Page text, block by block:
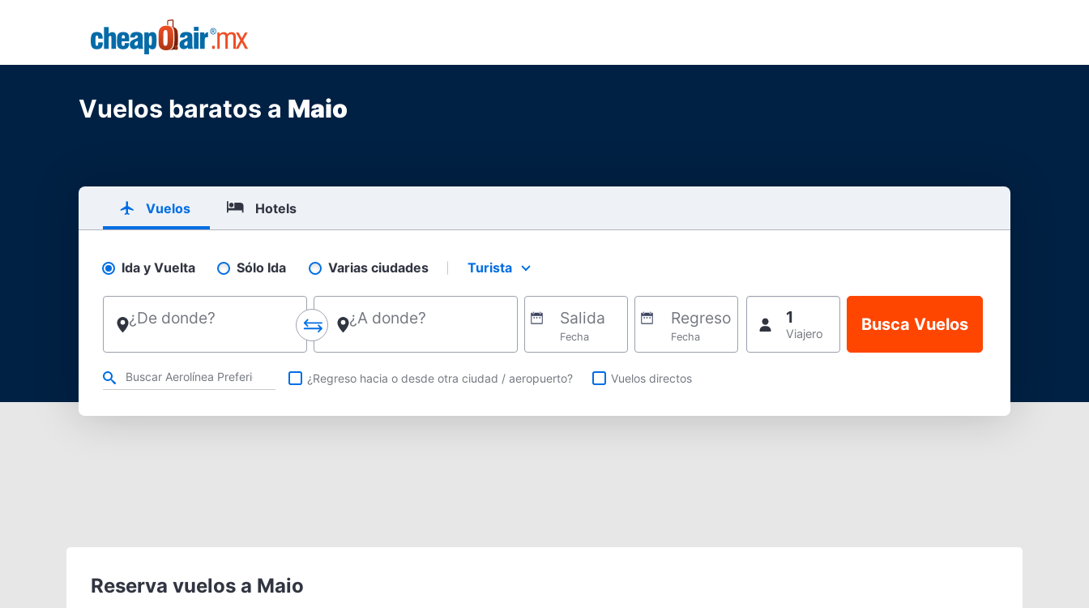
Vuelos baratos a Maio
Vuelos Hotels
Pick your flight type
Ida y Vuelta Sólo Ida Varias ciudades Select your preferred seating class.
Turista
¿De donde? ¿A donde? Salida
Fecha
Regreso
Fecha
1
Viajero
Refina tu búsqueda por aerolínea, ciudad o aeropuerto o vuelos directos
¿Regreso hacia o desde otra ciudad / aeropuerto? Vuelos directos
Reserva vuelos a Maio